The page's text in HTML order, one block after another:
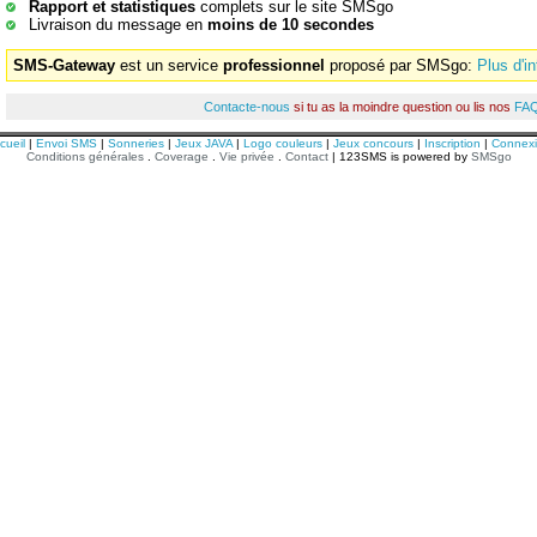
Rapport et statistiques complets sur le site SMSgo
Livraison du message en moins de 10 secondes
SMS-Gateway est un service professionnel proposé par SMSgo: Plus
Contacte-nous si tu as la moindre question ou lis nos
| Envoi SMS | Sonneries | Jeux JAVA | Logo couleurs | Jeux concours | Inscription |
Conditions générales. Coverage Vie privée Contact| 123SMS is powered by SMSgo